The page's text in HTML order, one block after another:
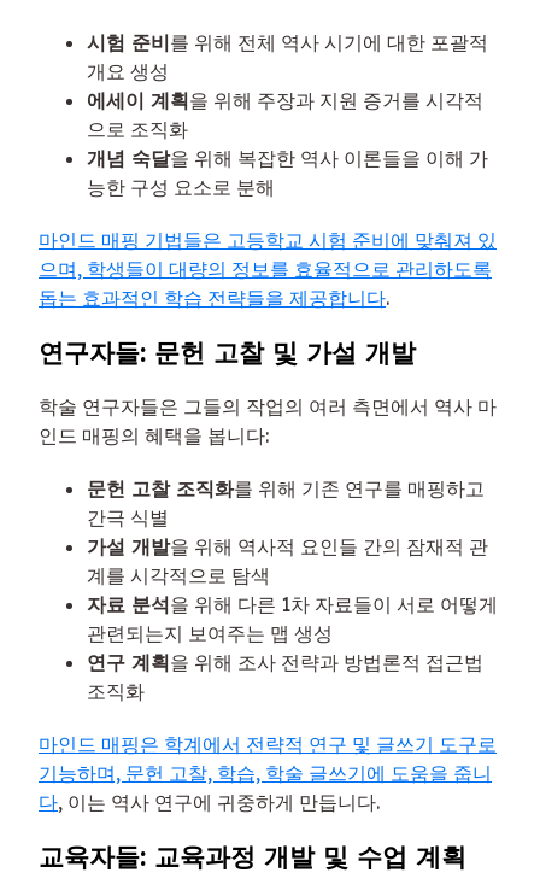
시험 준비를 위해 전체 역사 시기에 대한 포괄적
개요 생성
에세이 계획을 위해 주장과 지원 증거를 시각적
으로 조직화
개념 숙달을 위해 복잡한 역사 이론들을 이해 가
능한 구성 요소로 분해
마인드 매핑 기법들은 고등학교 시험 준비에 맞춰져 있
으며, 학생들이 대량의 정보를 효율적으로 관리하도록
돕는 효과적인 학습 전략들을 제공합니다.
연구자들: 문헌 고찰 및 가설 개발
학술 연구자들은 그들의 작업의 여러 측면에서 역사 마
인드 매핑의 혜택을 봅니다:
문헌 고찰 조직화를 위해 기존 연구를 매핑하고
간극 식별
가설 개발을 위해 역사적 요인들 간의 잠재적 관
계를 시각적으로 탐색
자료 분석을 위해 다른 1차 자료들이 서로 어떻게
관련되는지 보여주는 맵 생성
연구 계획을 위해 조사 전략과 방법론적 접근법
조직화
마인드 매핑은 학계에서 전략적 연구 및 글쓰기 도구로
기능하며, 문헌 고찰, 학습, 학술 글쓰기에 도움을 줍니
다, 이는 역사 연구에 귀중하게 만듭니다.
교육자들: 교육과정 개발 및 수업 계획